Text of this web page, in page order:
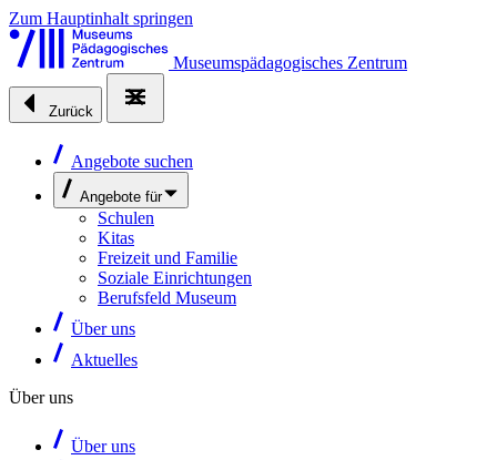
Zum Hauptinhalt springen
Museumspädagogisches Zentrum
Zurück
Angebote suchen
Angebote für
Schulen
Kitas
Freizeit und Familie
Soziale Einrichtungen
Berufsfeld Museum
Über uns
Aktuelles
Über uns
Über uns